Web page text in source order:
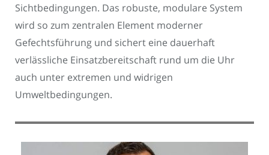
Sichtbedingungen. Das robuste, modulare System
wird so zum zentralen Element moderner
Gefechtsführung und sichert eine dauerhaft
verlässliche Einsatzbereitschaft rund um die Uhr
auch unter extremen und widrigen
Umweltbedingungen.